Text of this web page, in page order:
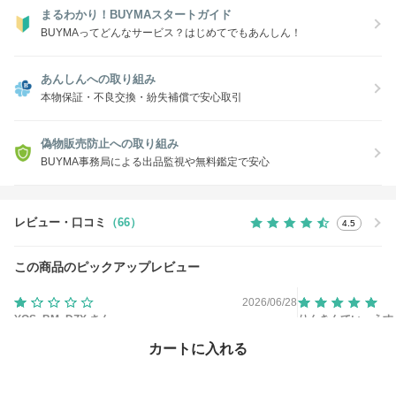
カートに入れる
まるわかり！BUYMAスタートガイド
BUYMAってどんなサービス？はじめてでもあんしん！
あんしんへの取り組み
本物保証・不良交換・紛失補償で安心取引
偽物販売防止への取り組み
BUYMA事務局による出品監視や無料鑑定で安心
レビュー・口コミ （66） 4.5
この商品のピックアップレビュー
2026/06/28
YOS_BM_DZX さん
りんきんていーえす